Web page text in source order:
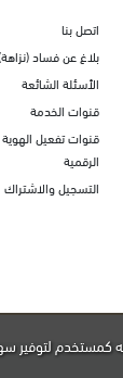
اتصل بنا
بلاغ عن فساد
الأسئلة الشائعة
قنوات الخدمة
قنوات تفعيل
الرقمية
التسجيل والاشتراك
كمستخدم